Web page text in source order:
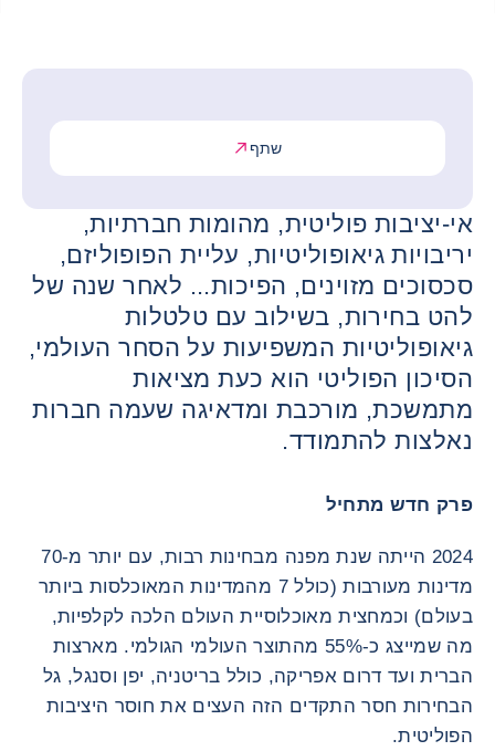
שתף
אי-יציבות פוליטית, מהומות חברתיות,
יריבויות גיאופוליטיות, עליית הפופוליזם,
סכסוכים מזוינים, הפיכות... לאחר שנה של
להט בחירות, בשילוב עם טלטלות
גיאופוליטיות המשפיעות על הסחר העולמי,
הסיכון הפוליטי הוא כעת מציאות
מתמשכת, מורכבת ומדאיגה שעמה חברות
נאלצות להתמודד.
פרק חדש מתחיל
2024 הייתה שנת מפנה מבחינות רבות, עם יותר מ-70
מדינות מעורבות (כולל 7 מהמדינות המאוכלסות ביותר
בעולם) וכמחצית מאוכלוסיית העולם הלכה לקלפיות,
מה שמייצג כ-55% מהתוצר העולמי הגולמי. מארצות
הברית ועד דרום אפריקה, כולל בריטניה, יפן וסנגל, גל
הבחירות חסר התקדים הזה העצים את חוסר היציבות
הפוליטית.